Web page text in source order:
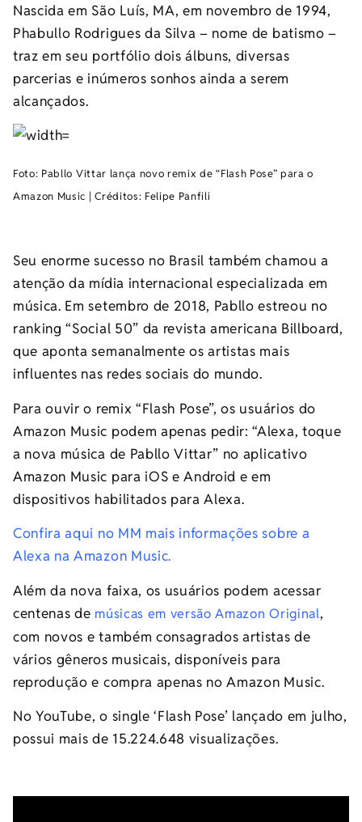
Nascida em São Luís, MA, em novembro de 1994,
Phabullo Rodrigues da Silva – nome de batismo –
traz em seu portfólio dois álbuns, diversas
parcerias e inúmeros sonhos ainda a serem
alcançados.
Foto: Pabllo Vittar lança novo remix de “Flash Pose” para o
Amazon Music | Créditos: Felipe Panfili
Seu enorme sucesso no Brasil também chamou a
atenção da mídia internacional especializada em
música. Em setembro de 2018, Pabllo estreou no
ranking “Social 50” da revista americana Billboard,
que aponta semanalmente os artistas mais
influentes nas redes sociais do mundo.
Para ouvir o remix “Flash Pose”, os usuários do
Amazon Music podem apenas pedir: “Alexa, toque
a nova música de Pabllo Vittar” no aplicativo
Amazon Music para iOS e Android e em
dispositivos habilitados para Alexa.
Confira aqui no MM mais informações sobre a
Alexa na Amazon Music.
Além da nova faixa, os usuários podem acessar
centenas de músicas em versão Amazon Original,
com novos e também consagrados artistas de
vários gêneros musicais, disponíveis para
reprodução e compra apenas no Amazon Music.
No YouTube, o single ‘Flash Pose’ lançado em julho,
possui mais de 15.224.648 visualizações.